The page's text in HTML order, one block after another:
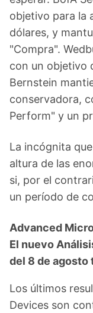
objetivo para la
dólares, y
"Compra".
con un objetivo
Bernstein
conservadora,
Perform" y un
La incógnita
altura de las
si, por el
un período de
Advanced
El nuevo
del 8 de agosto
Los últimos
Devices son